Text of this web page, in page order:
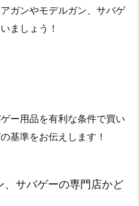
ガンやモデルガン、サバゲ
ましょう！
ー用品を有利な条件で買い
基準をお伝えします！
、サバゲーの専門店かど